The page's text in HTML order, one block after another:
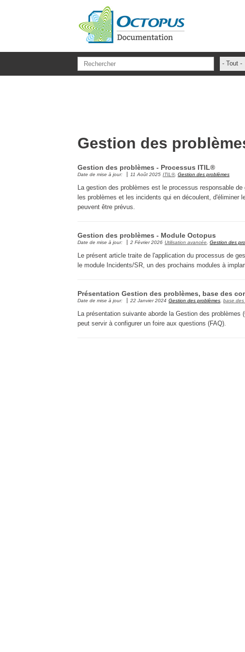
- Tout -
Gestion des
Gestion des problèmes - Processus ITIL®
Date de mise à jour: 11 Août 2025 ITIL®, Gestion des problèmes
La gestion des problèmes est le processus responsable
les problèmes et les incidents qui en découlent,
peuvent être prévus.
Gestion des problèmes - Module Octopus
Date de mise à jour: 2 Février 2026 Utilisation avancée, Gestion des
Le présent article traite de l'application du processus de
le module Incidents/SR, un des prochains modules à
Présentation Gestion des problèmes, base des
Date de mise à jour: 22 Janvier 2024 Gestion des problèmes, base des
La présentation suivante aborde la Gestion des
peut servir à configurer un foire aux questions (FAQ).